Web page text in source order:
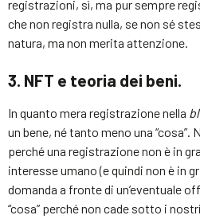
registrazioni, sì, ma pur sempre
che non registra nulla, se non sé
natura, ma non merita attenzione.
3. NFT e teoria dei beni.
In quanto mera registrazione nella
un bene, né tanto meno una “cosa”.
perché una registrazione non è in
interesse umano (e quindi non è in
domanda a fronte di un’eventuale
“cosa” perché non cade sotto i